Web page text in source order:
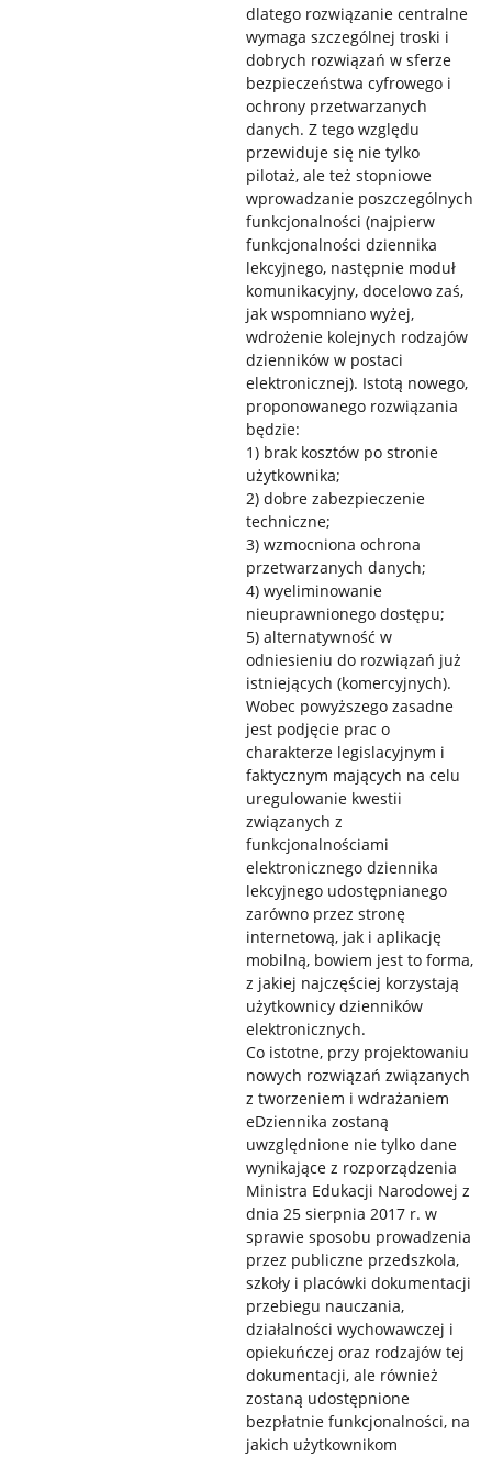
dlatego rozwiązanie centralne
wymaga szczególnej troski i
dobrych rozwiązań w sferze
bezpieczeństwa cyfrowego i
ochrony przetwarzanych
danych. Z tego względu
przewiduje się nie tylko
pilotaż, ale też stopniowe
wprowadzanie poszczególnych
funkcjonalności (najpierw
funkcjonalności dziennika
lekcyjnego, następnie moduł
komunikacyjny, docelowo zaś,
jak wspomniano wyżej,
wdrożenie kolejnych rodzajów
dzienników w postaci
elektronicznej). Istotą nowego,
proponowanego rozwiązania
będzie:
1) brak kosztów po stronie
użytkownika;
2) dobre zabezpieczenie
techniczne;
3) wzmocniona ochrona
przetwarzanych danych;
4) wyeliminowanie
nieuprawnionego dostępu;
5) alternatywność w
odniesieniu do rozwiązań już
istniejących (komercyjnych).
Wobec powyższego zasadne
jest podjęcie prac o
charakterze legislacyjnym i
faktycznym mających na celu
uregulowanie kwestii
związanych z
funkcjonalnościami
elektronicznego dziennika
lekcyjnego udostępnianego
zarówno przez stronę
internetową, jak i aplikację
mobilną, bowiem jest to forma,
z jakiej najczęściej korzystają
użytkownicy dzienników
elektronicznych.
Co istotne, przy projektowaniu
nowych rozwiązań związanych
z tworzeniem i wdrażaniem
eDziennika zostaną
uwzględnione nie tylko dane
wynikające z rozporządzenia
Ministra Edukacji Narodowej z
dnia 25 sierpnia 2017 r. w
sprawie sposobu prowadzenia
przez publiczne przedszkola,
szkoły i placówki dokumentacji
przebiegu nauczania,
działalności wychowawczej i
opiekuńczej oraz rodzajów tej
dokumentacji, ale również
zostaną udostępnione
bezpłatnie funkcjonalności, na
jakich użytkownikom